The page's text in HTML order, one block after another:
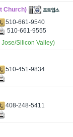
Church)
510-661-9540
510-661-9555
Jose/Silicon Valley)
510-451-9834
408-248-5411